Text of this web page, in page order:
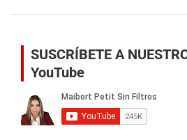
SUSCRÍBETE A
YouTube